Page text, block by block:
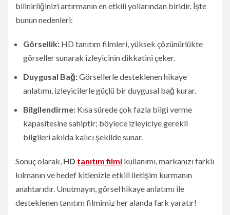
bilinirliğinizi artırmanın en etkili yollarından biridir. İşte
bunun nedenleri:
Görsellik: HD tanıtım filmleri, yüksek çözünürlükte
görseller sunarak izleyicinin dikkatini çeker.
Duygusal Bağ:Görsellerle desteklenen hikaye
anlatımı, izleyicilerle güçlü bir duygusal bağ kurar.
Bilgilendirme: Kısa sürede çok fazla bilgi verme
kapasitesine sahiptir; böylece izleyiciye gerekli
bilgileri akılda kalıcı şekilde sunar.
Sonuç olarak, HD tanıtım filmi kullanımı, markanızı farklı
kılmanın ve hedef kitlenizle etkili iletişim kurmanın
anahtarıdır. Unutmayın, görsel hikaye anlatımı ile
desteklenen tanıtım filmimiz her alanda fark yaratır!